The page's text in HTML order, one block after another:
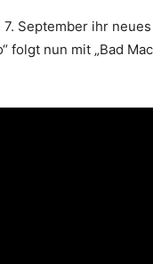
September ihr neues
folgt nun mit „Bad